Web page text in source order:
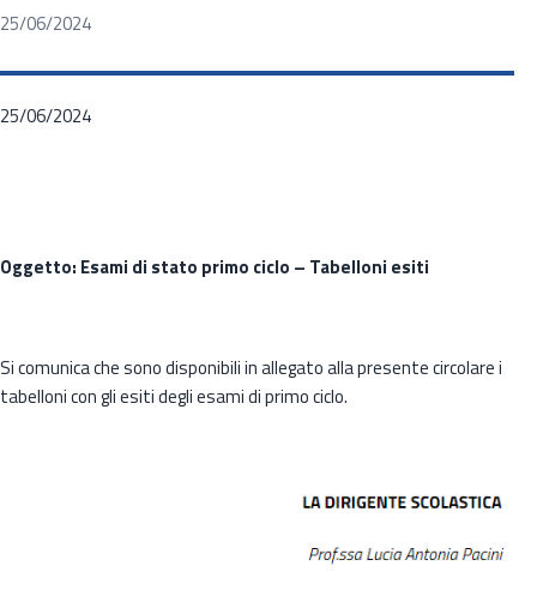
25/06/2024
25/06/2024
Oggetto: Esami di stato primo ciclo – Tabelloni esiti
Si comunica che sono disponibili in allegato alla presente circolare i
tabelloni con gli esiti degli esami di primo ciclo.